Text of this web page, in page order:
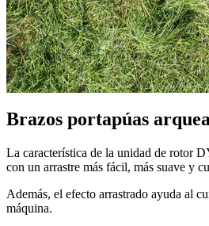
Brazos portapúas
La característica de la unidad de rotor
con un arrastre más fácil, más suave y
Además, el efecto arrastrado ayuda al
máquina.